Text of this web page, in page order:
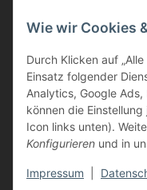
Informationen
Kunden Service
Haben Sie Fragen zu
Dann rufen Sie uns
Tel: 0621/9767200
Mo.-Fr. 08:45-17:00 Uhr
Wie wir Cookies
Durch Klicken auf
Einsatz folgender
Analytics, Google Ads,
können die
Icon links unten).
Konfigurieren und in
Impressum